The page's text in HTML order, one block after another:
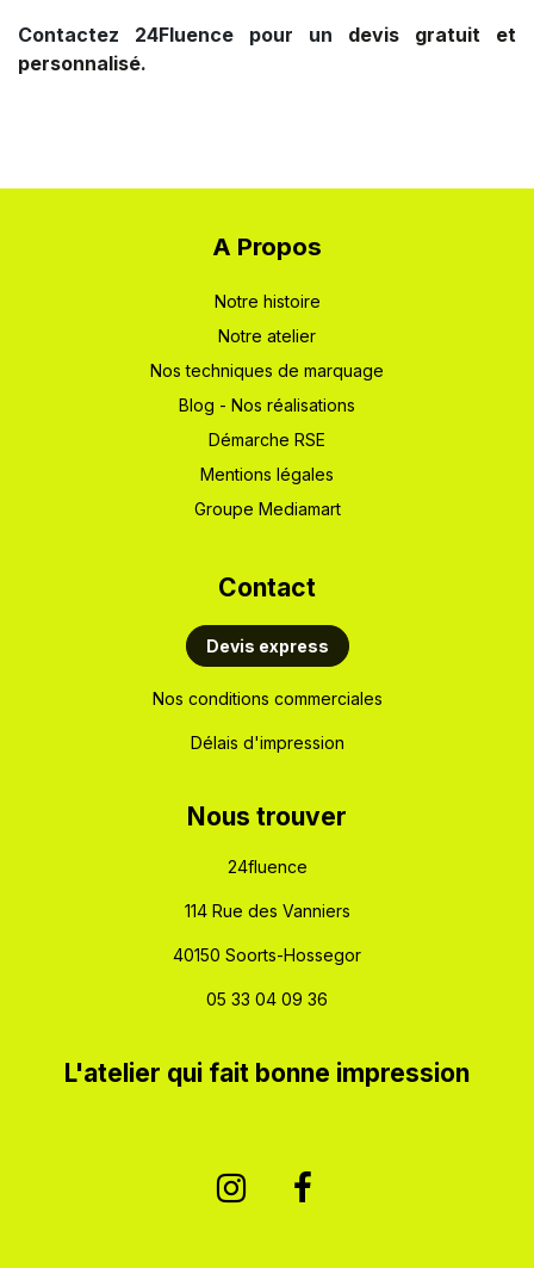
Contactez 24Fluence pour un devis gratuit et
personnalisé.
A Propos
Notre hi​stoire
Notre atelier
Nos techniques de marquage
Blog - Nos réalisations
Démarche RSE
Mentions légales
Groupe Mediamart
Cont​act
Devis express
Nos conditions commerciales
Délais d'impression
​Nous trouver
24fluence
114 Rue des Vanniers
40150 Soorts-Hossegor
05 33 04 09 36
L'atelier qui fait bonne impression